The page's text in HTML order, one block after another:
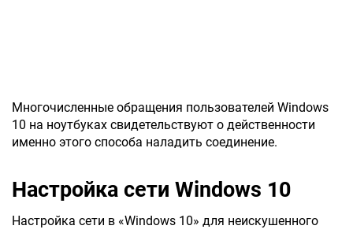
Многочисленные обращения пользователей Windows
10 на ноутбуках свидетельствуют о действенности
именно этого способа наладить соединение.
Настройка сети Windows 10
Настройка сети в «Windows 10» для неискушенного